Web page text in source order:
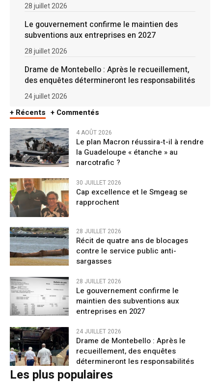
28 juillet 2026
Le gouvernement confirme le maintien des
subventions aux entreprises en 2027
28 juillet 2026
Drame de Montebello : Après le recueillement,
des enquêtes détermineront les responsabilités
24 juillet 2026
+ Récents + Commentés
4 AOÛT 2026
Le plan Macron réussira-t-il à rendre
la Guadeloupe « étanche » au
narcotrafic ?
30 JUILLET 2026
Cap excellence et le Smgeag se
rapprochent
28 JUILLET 2026
Récit de quatre ans de blocages
contre le service public anti-
sargasses
28 JUILLET 2026
Le gouvernement confirme le
maintien des subventions aux
entreprises en 2027
24 JUILLET 2026
Drame de Montebello : Après le
recueillement, des enquêtes
détermineront les responsabilités
Les plus populaires